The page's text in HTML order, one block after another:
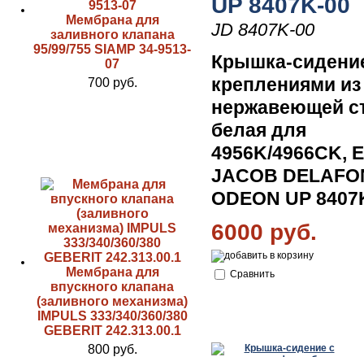
Мембрана для
заливного клапана
95/99/755 SIAMP 34-9513-
07
700 руб.
Мембрана для
впускного клапана
(заливного механизма)
IMPULS 333/340/360/380
GEBERIT 242.313.00.1
800 руб.
UP 8407K-00
JD 8407K-00
Крышка-
крeплeниями из
нeржавeющeй
белая для
4956K/4966CK,
JACOB
ODEON UP
6000 руб.
Сравнить